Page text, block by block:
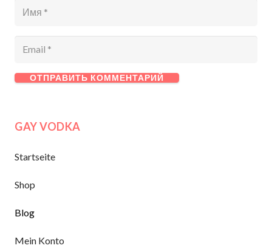
ОТПРАВИТЬ КОММЕНТАРИЙ
GAY VODKA
Startseite
Shop
Blog
Mein Konto